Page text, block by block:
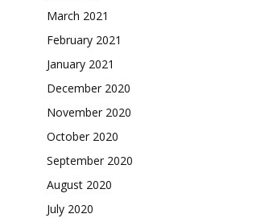
March 2021
February 2021
January 2021
December 2020
November 2020
October 2020
September 2020
August 2020
July 2020